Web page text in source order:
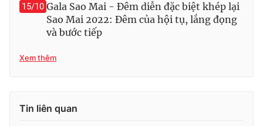
15/10 Gala Sao Mai - Đêm diễn đặc biệt khép lại
Sao Mai 2022: Đêm của hội tụ, lắng đọng
và bước tiếp
Xem thêm
Tin liên quan